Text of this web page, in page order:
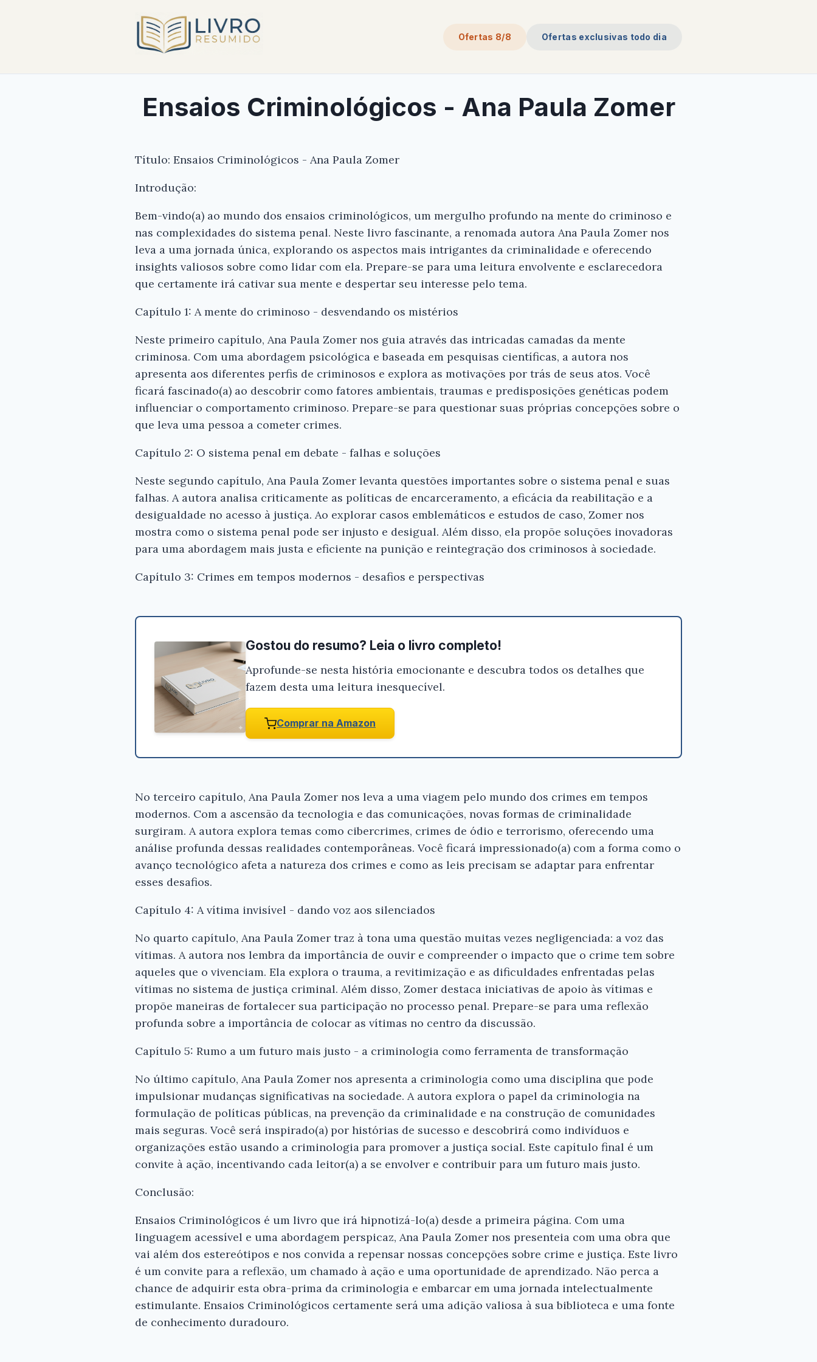
Ofertas 8/8 Ofertas exclusivas todo dia
Ensaios Criminológicos - Ana Paula Zomer
Título: Ensaios Criminológicos - Ana Paula Zomer
Introdução:
Bem-vindo(a) ao mundo dos ensaios criminológicos, um mergulho profundo na mente do criminoso e
nas complexidades do sistema penal. Neste livro fascinante, a renomada autora Ana Paula Zomer nos
leva a uma jornada única, explorando os aspectos mais intrigantes da criminalidade e oferecendo
insights valiosos sobre como lidar com ela. Prepare-se para uma leitura envolvente e esclarecedora
que certamente irá cativar sua mente e despertar seu interesse pelo tema.
Capítulo 1: A mente do criminoso - desvendando os mistérios
Neste primeiro capítulo, Ana Paula Zomer nos guia através das intricadas camadas da mente
criminosa. Com uma abordagem psicológica e baseada em pesquisas científicas, a autora nos
apresenta aos diferentes perfis de criminosos e explora as motivações por trás de seus atos. Você
ficará fascinado(a) ao descobrir como fatores ambientais, traumas e predisposições genéticas podem
influenciar o comportamento criminoso. Prepare-se para questionar suas próprias concepções sobre o
que leva uma pessoa a cometer crimes.
Capítulo 2: O sistema penal em debate - falhas e soluções
Neste segundo capítulo, Ana Paula Zomer levanta questões importantes sobre o sistema penal e suas
falhas. A autora analisa criticamente as políticas de encarceramento, a eficácia da reabilitação e a
desigualdade no acesso à justiça. Ao explorar casos emblemáticos e estudos de caso, Zomer nos
mostra como o sistema penal pode ser injusto e desigual. Além disso, ela propõe soluções inovadoras
para uma abordagem mais justa e eficiente na punição e reintegração dos criminosos à sociedade.
Capítulo 3: Crimes em tempos modernos - desafios e perspectivas
Gostou do resumo? Leia o livro completo!
Aprofunde-se nesta história emocionante e descubra todos os detalhes que
fazem desta uma leitura inesquecível.
Comprar na Amazon
No terceiro capítulo, Ana Paula Zomer nos leva a uma viagem pelo mundo dos crimes em tempos
modernos. Com a ascensão da tecnologia e das comunicações, novas formas de criminalidade
surgiram. A autora explora temas como cibercrimes, crimes de ódio e terrorismo, oferecendo uma
análise profunda dessas realidades contemporâneas. Você ficará impressionado(a) com a forma como o
avanço tecnológico afeta a natureza dos crimes e como as leis precisam se adaptar para enfrentar
esses desafios.
Capítulo 4: A vítima invisível - dando voz aos silenciados
No quarto capítulo, Ana Paula Zomer traz à tona uma questão muitas vezes negligenciada: a voz das
vítimas. A autora nos lembra da importância de ouvir e compreender o impacto que o crime tem sobre
aqueles que o vivenciam. Ela explora o trauma, a revitimização e as dificuldades enfrentadas pelas
vítimas no sistema de justiça criminal. Além disso, Zomer destaca iniciativas de apoio às vítimas e
propõe maneiras de fortalecer sua participação no processo penal. Prepare-se para uma reflexão
profunda sobre a importância de colocar as vítimas no centro da discussão.
Capítulo 5: Rumo a um futuro mais justo - a criminologia como ferramenta de transformação
No último capítulo, Ana Paula Zomer nos apresenta a criminologia como uma disciplina que pode
impulsionar mudanças significativas na sociedade. A autora explora o papel da criminologia na
formulação de políticas públicas, na prevenção da criminalidade e na construção de comunidades
mais seguras. Você será inspirado(a) por histórias de sucesso e descobrirá como indivíduos e
organizações estão usando a criminologia para promover a justiça social. Este capítulo final é um
convite à ação, incentivando cada leitor(a) a se envolver e contribuir para um futuro mais justo.
Conclusão:
Ensaios Criminológicos é um livro que irá hipnotizá-lo(a) desde a primeira página. Com uma
linguagem acessível e uma abordagem perspicaz, Ana Paula Zomer nos presenteia com uma obra que
vai além dos estereótipos e nos convida a repensar nossas concepções sobre crime e justiça. Este livro
é um convite para a reflexão, um chamado à ação e uma oportunidade de aprendizado. Não perca a
chance de adquirir esta obra-prima da criminologia e embarcar em uma jornada intelectualmente
estimulante. Ensaios Criminológicos certamente será uma adição valiosa à sua biblioteca e uma fonte
de conhecimento duradouro.
Ei, Leitor!
Gostou do resumo? Nós criamos resumos para
que você tenha certeza de que o livro é bom
antes de comprar.
Ensaios Criminológicos - Ana Paula Zomer
Conferir na Amazon